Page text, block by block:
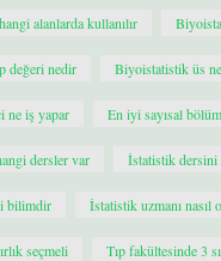
alanlarda kullanılır
değeri nedir Biyoistatistik üs
ne iş yapar En iyi sayısal
dersler var İstatistik dersini
bilimdir İstatistik uzmanı nasıl
seçmeli Tıp fakültesinde 3